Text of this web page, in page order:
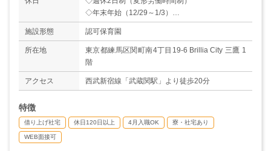
◇年末年始（12/29～1/3）
◇夏季休暇3日
◇産前産後休暇
◇特別休暇
◇育児休暇
◇介護休暇
◇有給休暇
施設形態 認可保育園
所在地
東京都練馬区関町南4丁目19-6 Brillia City 三鷹 1
階
アクセス 西武新宿線「武蔵関駅」より徒歩20分
特徴
借り上げ社宅 休日120日以上 4月入職OK 寮・社宅あり
WEB面接可